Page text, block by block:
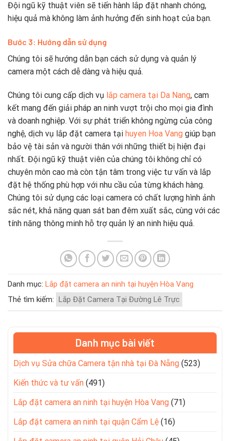
Đội ngũ kỹ thuật viên sẽ tiến hành lắp đặt nhanh chóng,
hiệu quả mà không làm ảnh hưởng đến sinh hoạt của bạn.
Bước 3: Hướng dẫn sử dụng
Chúng tôi sẽ hướng dẫn bạn cách sử dụng và quản lý
camera một cách dễ dàng và hiệu quả.
Chúng tôi cung cấp dịch vụ lắp camera tại Da Nang, cam
kết mang đến giải pháp an ninh vượt trội cho mọi gia đình
và doanh nghiệp. Với sự phát triển không ngừng của công
nghệ, dịch vụ lắp đặt camera tại huyen Hoa Vang giúp bạn
bảo vệ tài sản và người thân với những thiết bị hiện đại
nhất. Đội ngũ kỹ thuật viên của chúng tôi không chỉ có
chuyên môn cao mà còn tận tâm trong việc tư vấn và lắp
đặt hệ thống phù hợp với nhu cầu của từng khách hàng.
Chúng tôi sử dụng các loại camera có chất lượng hình ảnh
sắc nét, khả năng quan sát ban đêm xuất sắc, cùng với các
tính năng thông minh hỗ trợ quản lý an ninh hiệu quả.
Danh mục: Lắp đặt camera an ninh tại huyện Hòa Vang
Thẻ tìm kiếm: Lắp Đặt Camera Tại Đường Lê Trực
Danh mục bài viết
Dịch vụ Sửa chữa Camera tận nhà tại Đà Nẵng (523)
Kiến thức và tư vấn (491)
Lắp đặt camera an ninh tại huyện Hòa Vang (71)
Lắp đặt camera an ninh tại quận Cẩm Lệ (16)